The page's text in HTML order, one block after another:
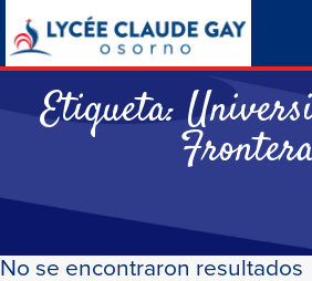
Etiqueta:
No se encontraron resultados